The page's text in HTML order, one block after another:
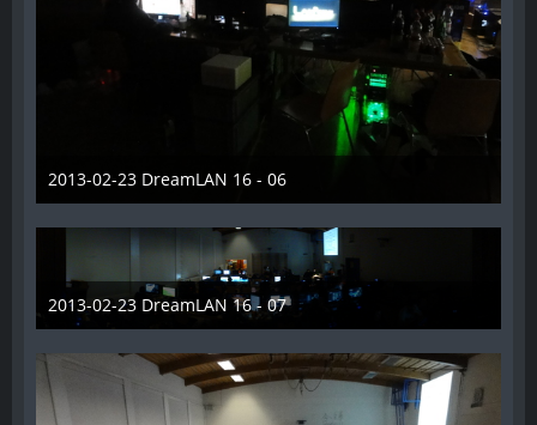
2013-02-23 DreamLAN 16 - 06
7. Juni 2014
2013-02-23 DreamLAN 16 - 07
7. Juni 2014